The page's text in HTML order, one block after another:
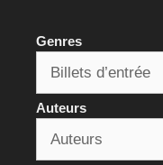
Genres
Auteurs